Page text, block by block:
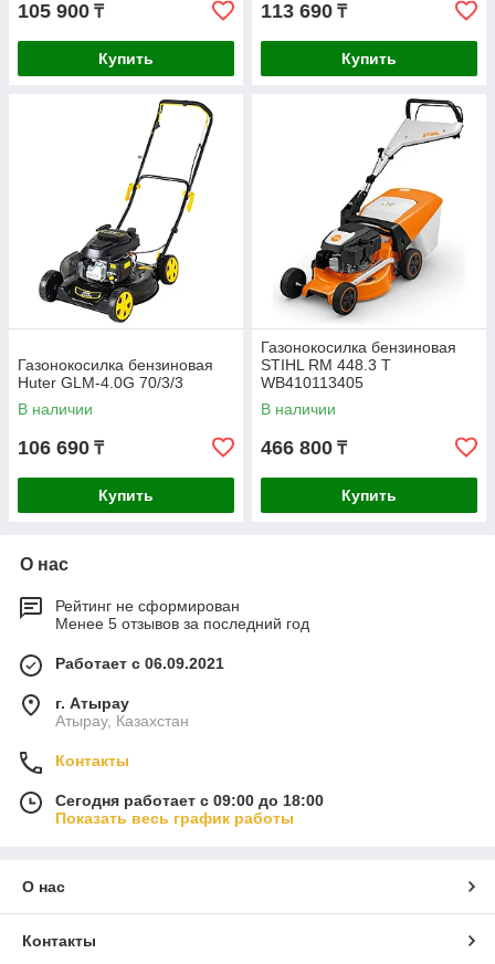
105 900 ₸
Купить
113 690 ₸
Купить
Газонокосилка бензиновая
Huter GLM-4.0G 70/3/3
В наличии
106 690 ₸
Купить
Газонокосилка бензиновая
STIHL RM 448.3 T
WB410113405
В наличии
466 800 ₸
Купить
О нас
Рейтинг не сформирован
Менее 5 отзывов за последний год
Работает с 06.09.2021
г. Атырау
Атырау, Казахстан
Контакты
Сегодня работает с 09:00 до 18:00
Показать весь график работы
О нас
Контакты